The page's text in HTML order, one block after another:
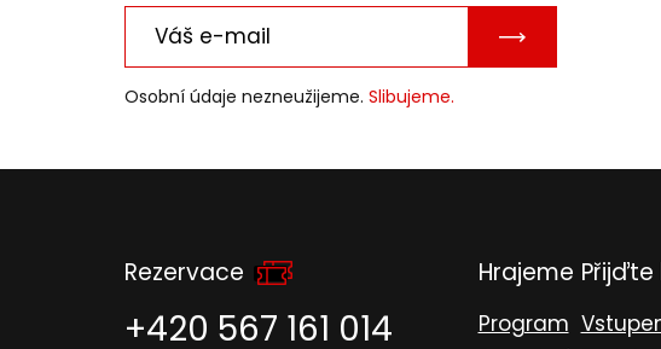
POTVRDIT
E-
Osobní údaje nezneužijeme. Slibujeme.
Rezervace
+420 567 161 014
Hrajeme
Program
Přijďte